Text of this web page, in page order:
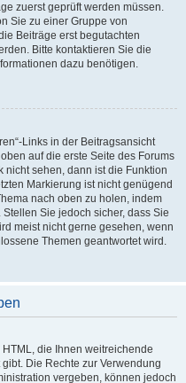
zuerst geprüft werden müssen.
Sie zu einer Gruppe von
Beiträge erst begutachten
Bitte kontaktieren Sie die
dazu benötigen.
Links in der Beitragsansicht
auf die erste Seite des Forums
nicht sehen, dann ist die Funktion
Markierung ist nicht genügend
nach oben zu holen, indem
Sie jedoch sicher, dass Sie
meist nicht gerne gesehen, wenn
Themen geantwortet wird.
die Ihnen weitreichende
Die Rechte zur Verwendung
vergeben, können jedoch